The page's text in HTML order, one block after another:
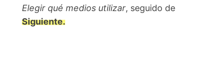
Elegir qué medios utilizar, seguido de
Siguiente.